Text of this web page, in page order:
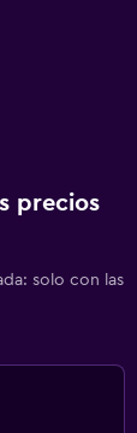
precios
solo con las